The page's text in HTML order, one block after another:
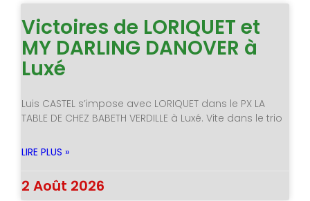
Victoires de LORIQUET et
MY DARLING DANOVER à
Luxé
Luis CASTEL s’impose avec LORIQUET dans le PX LA
TABLE DE CHEZ BABETH VERDILLE à Luxé. Vite dans le trio
LIRE PLUS »
2 Août 2026